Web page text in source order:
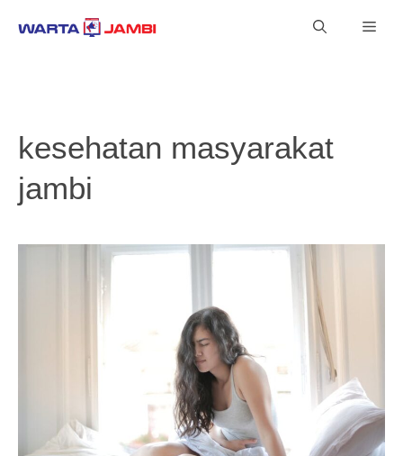
kesehatan masyarakat
jambi